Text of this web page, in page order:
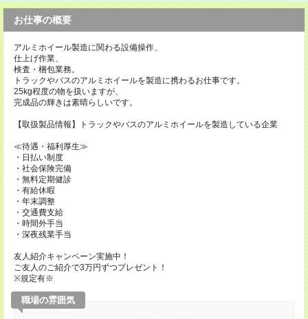
お仕事の概要
アルミホイール製造に関わる設備操作、
仕上げ作業、
検査・梱包業務。
トラックやバスのアルミホイールを製造に携わるお仕事です。
25kg程度の物を扱いますが、
完成品の輝きは素晴らしいです。
【取扱製品情報】トラックやバスのアルミホイールを製造している企業
≪待遇・福利厚生≫
・日払い制度
・社会保険完備
・無料定期健診
・有給休暇
・年末調整
・交通費支給
・時間外手当
・深夜残業手当
友人紹介キャンペーン実施中！
ご友人のご紹介で3万円ずつプレゼント！
※規定有※
職場の雰囲気